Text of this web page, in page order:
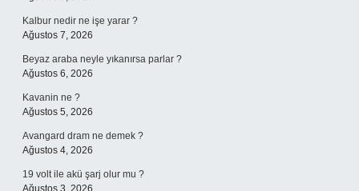
Kalbur nedir ne işe yarar ?
Ağustos 7, 2026
Beyaz araba neyle yıkanırsa parlar ?
Ağustos 6, 2026
Kavanin ne ?
Ağustos 5, 2026
Avangard dram ne demek ?
Ağustos 4, 2026
19 volt ile akü şarj olur mu ?
Ağustos 3, 2026